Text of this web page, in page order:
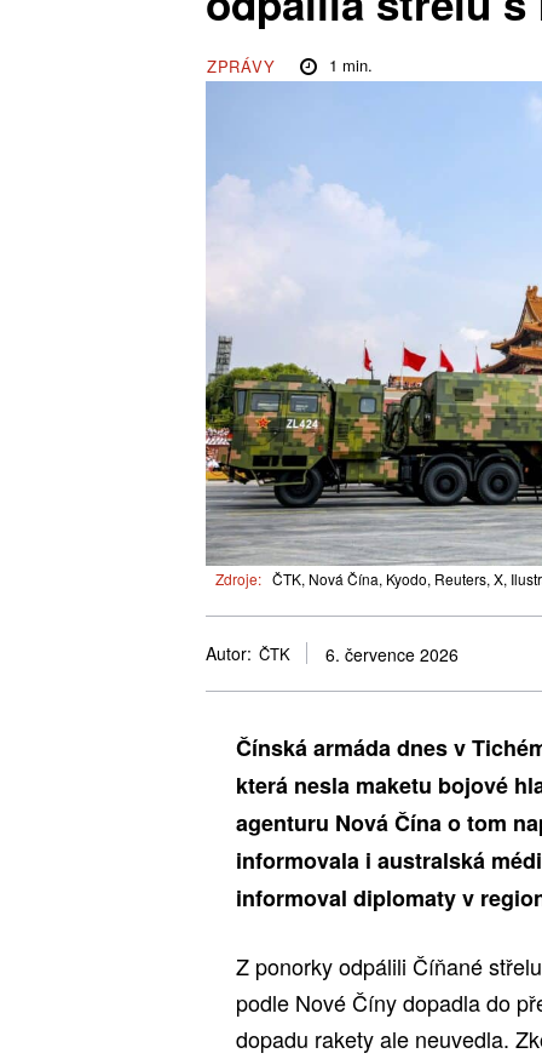
ZPRÁVY 1 min.
Zdroje: ČTK, Nová Čína, Kyodo, Reuters, X,
Autor: ČTK 6. července 2026
Čínská armáda dnes v
která nesla maketu bojové
agenturu Nová Čína o tom
informovala i australská
informoval diplomaty v
Z ponorky odpálili Číňané
podle Nové Číny dopadla do
dopadu rakety ale neuvedla.